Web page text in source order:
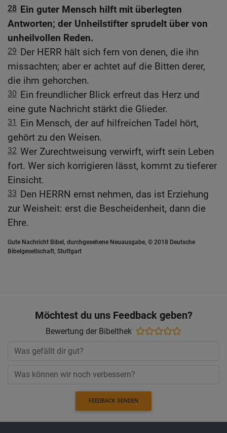
28 Ein guter Mensch hilft mit überlegten
Antworten; der Unheilstifter sprudelt über von
unheilvollen Reden.
29 Der HERR hält sich fern von denen, die ihn
missachten; aber er achtet auf die Bitten derer,
die ihm gehorchen.
30 Ein freundlicher Blick erfreut das Herz und
eine gute Nachricht stärkt die Glieder.
31
Ein Mensch, der auf hilfreichen Tadel hört,
gehört zu den Weisen.
32 Wer Zurechtweisung verwirft, wirft sein Leben
fort. Wer sich korrigieren lässt, kommt zu tieferer
Einsicht.
33 Den HERRN ernst nehmen, das ist Erziehung
zur Weisheit: erst die Bescheidenheit, dann die
Ehre.
Gute Nachricht Bibel, durchgesehene Neuausgabe, © 2018 Deutsche
Bibelgesellschaft, Stuttgart
Möchtest du uns Feedback geben?
Bewertung der Bibelthek
FEEDBACK SENDEN